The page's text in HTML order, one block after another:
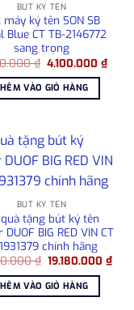
BÚT KÝ TÊN
máy ký tên SON SB
Blue CT TB-2146772
sang trọng
₫ Giá
là:
5.200.000 ₫.
4.100.000₫Giá
hiện
VÀO GIỎ HÀNG
BÚT KÝ TÊN
quà tặng bút ký tên
DUOF BIG RED VIN CT
chính hãng
₫ Giá
là:
22.890.000 ₫.
19.180.000₫Giá
hiện
VÀO GIỎ HÀNG